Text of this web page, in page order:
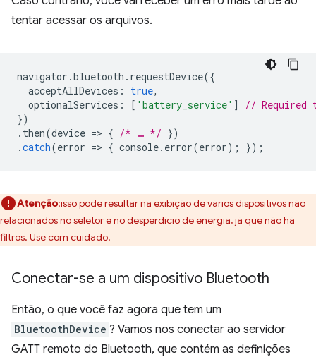
tentar acessar os arquivos.
navigator .bluetooth . requestDevice({
acceptAllDevices : true,
optionalServices : [ 'battery_service' ]
// Required
})
. then(device => { /* … */ })
.catch(error => { console. error(error); });
Atenção:isso pode resultar na exibição de vários dispositivos não
relacionados no seletor e no desperdício de energia, já que não há
filtros. Use com cuidado.
Conectar-se a um dispositivo Bluetooth
Então, o que você faz agora que tem um
BluetoothDevice ? Vamos nos conectar ao servidor
GATT remoto do Bluetooth, que contém as definições